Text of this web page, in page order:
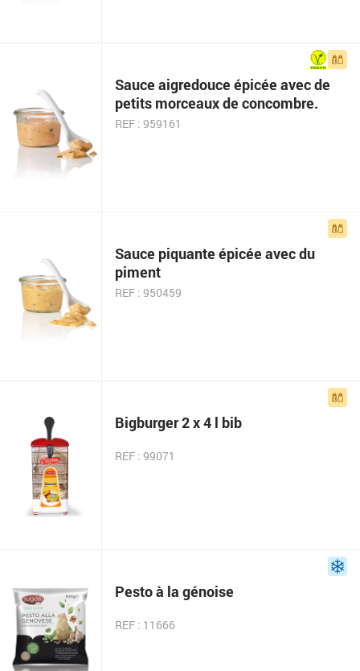
Sauce aigre­douce épicée avec de
petits morceaux de concombre.
REF : 959161
Sauce piquante épicée avec du
piment
REF : 950459
Bigburger 2 x 4 l bib
REF : 99071
Pesto à la génoise
REF : 11666